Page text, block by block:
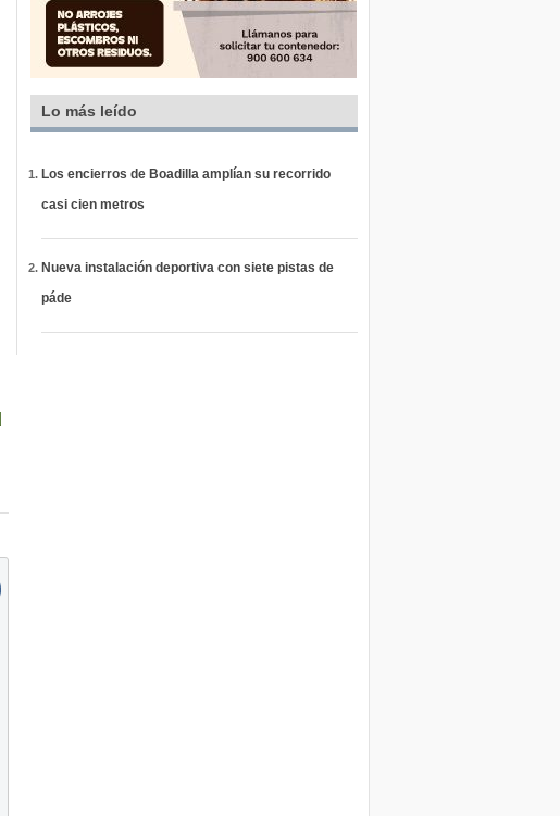
Lo más leído
Los encierros de Boadilla amplían su recorrido
casi cien metros
Nueva instalación deportiva con siete pistas de
páde